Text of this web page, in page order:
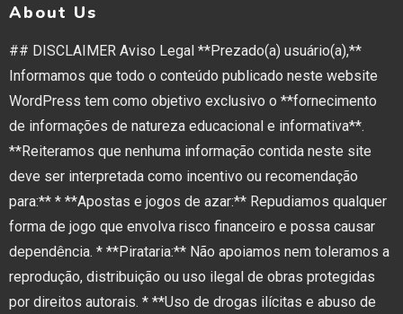
About Us
## DISCLAIMER Aviso Legal **Prezado(a) usuário(a),**
Informamos que todo o conteúdo publicado neste website
WordPress tem como objetivo exclusivo o **fornecimento
de informações de natureza educacional e informativa**.
**Reiteramos que nenhuma informação contida neste site
deve ser interpretada como incentivo ou recomendação
para:** * **Apostas e jogos de azar:** Repudiamos qualquer
forma de jogo que envolva risco financeiro e possa causar
dependência. * **Pirataria:** Não apoiamos nem toleramos a
reprodução, distribuição ou uso ilegal de obras protegidas
por direitos autorais. * **Uso de drogas ilícitas e abuso de